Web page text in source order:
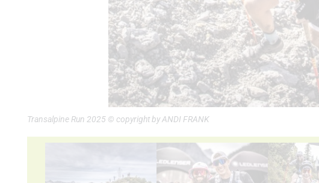
Transalpine Run 2025 © copyright by ANDI FRANK